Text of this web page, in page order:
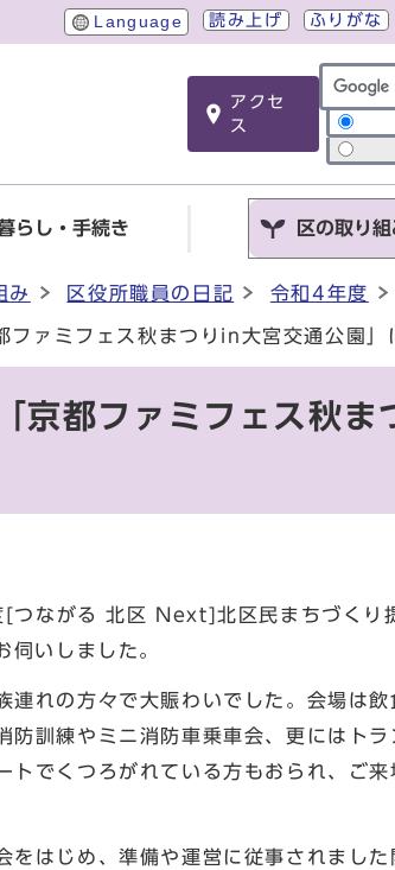
Language 読み上げ ふりがな
アクセ
ス
サイト
らし・手続き 区の取り組
み 区役所職員の日記 令和4年度
ァミフェス秋まつりin大宮交通公園」
京都ファミフェス秋ま
ながる 北区 Next]北区民まちづくり
伺いしました。
れの方々で大賑わいでした。会場は
防訓練やミニ消防車乗車会、更にはト
トでくつろがれている方もおられ、ご
はじめ、準備や運営に従事されました